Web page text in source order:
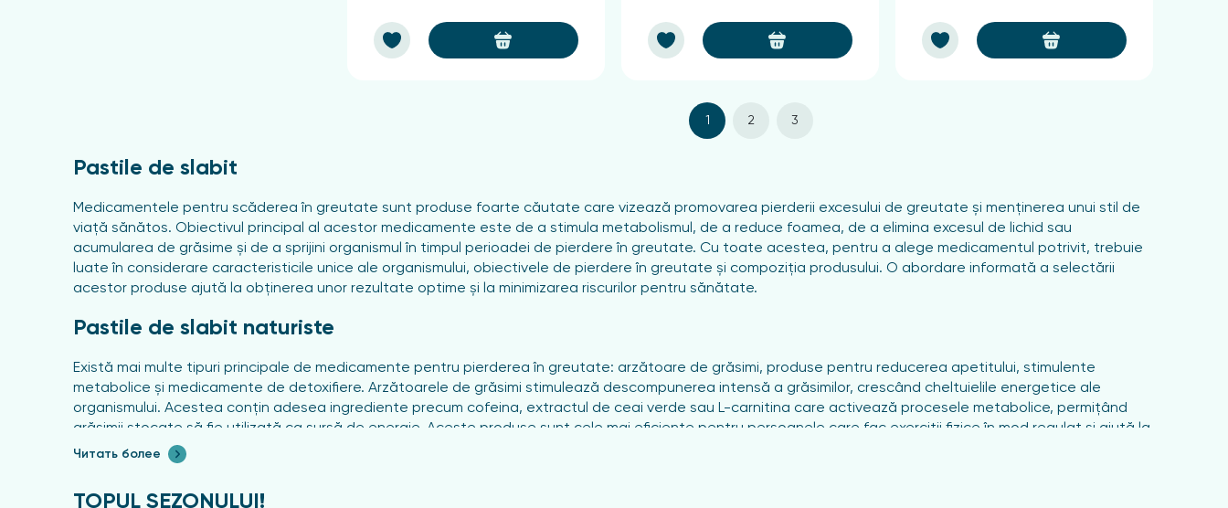
1 2 3
Pastile de slabit
Medicamentele pentru scăderea în greutate sunt produse foarte căutate care vizează promovarea pierderii excesului de greutate și menținerea unui stil de
viață sănătos. Obiectivul principal al acestor medicamente este de a stimula metabolismul, de a reduce foamea, de a elimina excesul de lichid sau
acumularea de grăsime și de a sprijini organismul în timpul perioadei de pierdere în greutate. Cu toate acestea, pentru a alege medicamentul potrivit, trebuie
luate în considerare caracteristicile unice ale organismului, obiectivele de pierdere în greutate și compoziția produsului. O abordare informată a selectării
acestor produse ajută la obținerea unor rezultate optime și la minimizarea riscurilor pentru sănătate.
Pastile de slabit naturiste
Există mai multe tipuri principale de medicamente pentru pierderea în greutate: arzătoare de grăsimi, produse pentru reducerea apetitului, stimulente
metabolice și medicamente de detoxifiere. Arzătoarele de grăsimi stimulează descompunerea intensă a grăsimilor, crescând cheltuielile energetice ale
organismului. Acestea conțin adesea ingrediente precum cofeina, extractul de ceai verde sau L-carnitina care activează procesele metabolice, permițând
grăsimii stocate să fie utilizată ca sursă de energie. Aceste produse sunt cele mai eficiente pentru persoanele care fac exerciții fizice în mod regulat și ajută la
îmbunătățirea rezultatelor antrenamentelor.
predispuse la supraalimentare.
Читать более
TOPUL SEZONULUI!